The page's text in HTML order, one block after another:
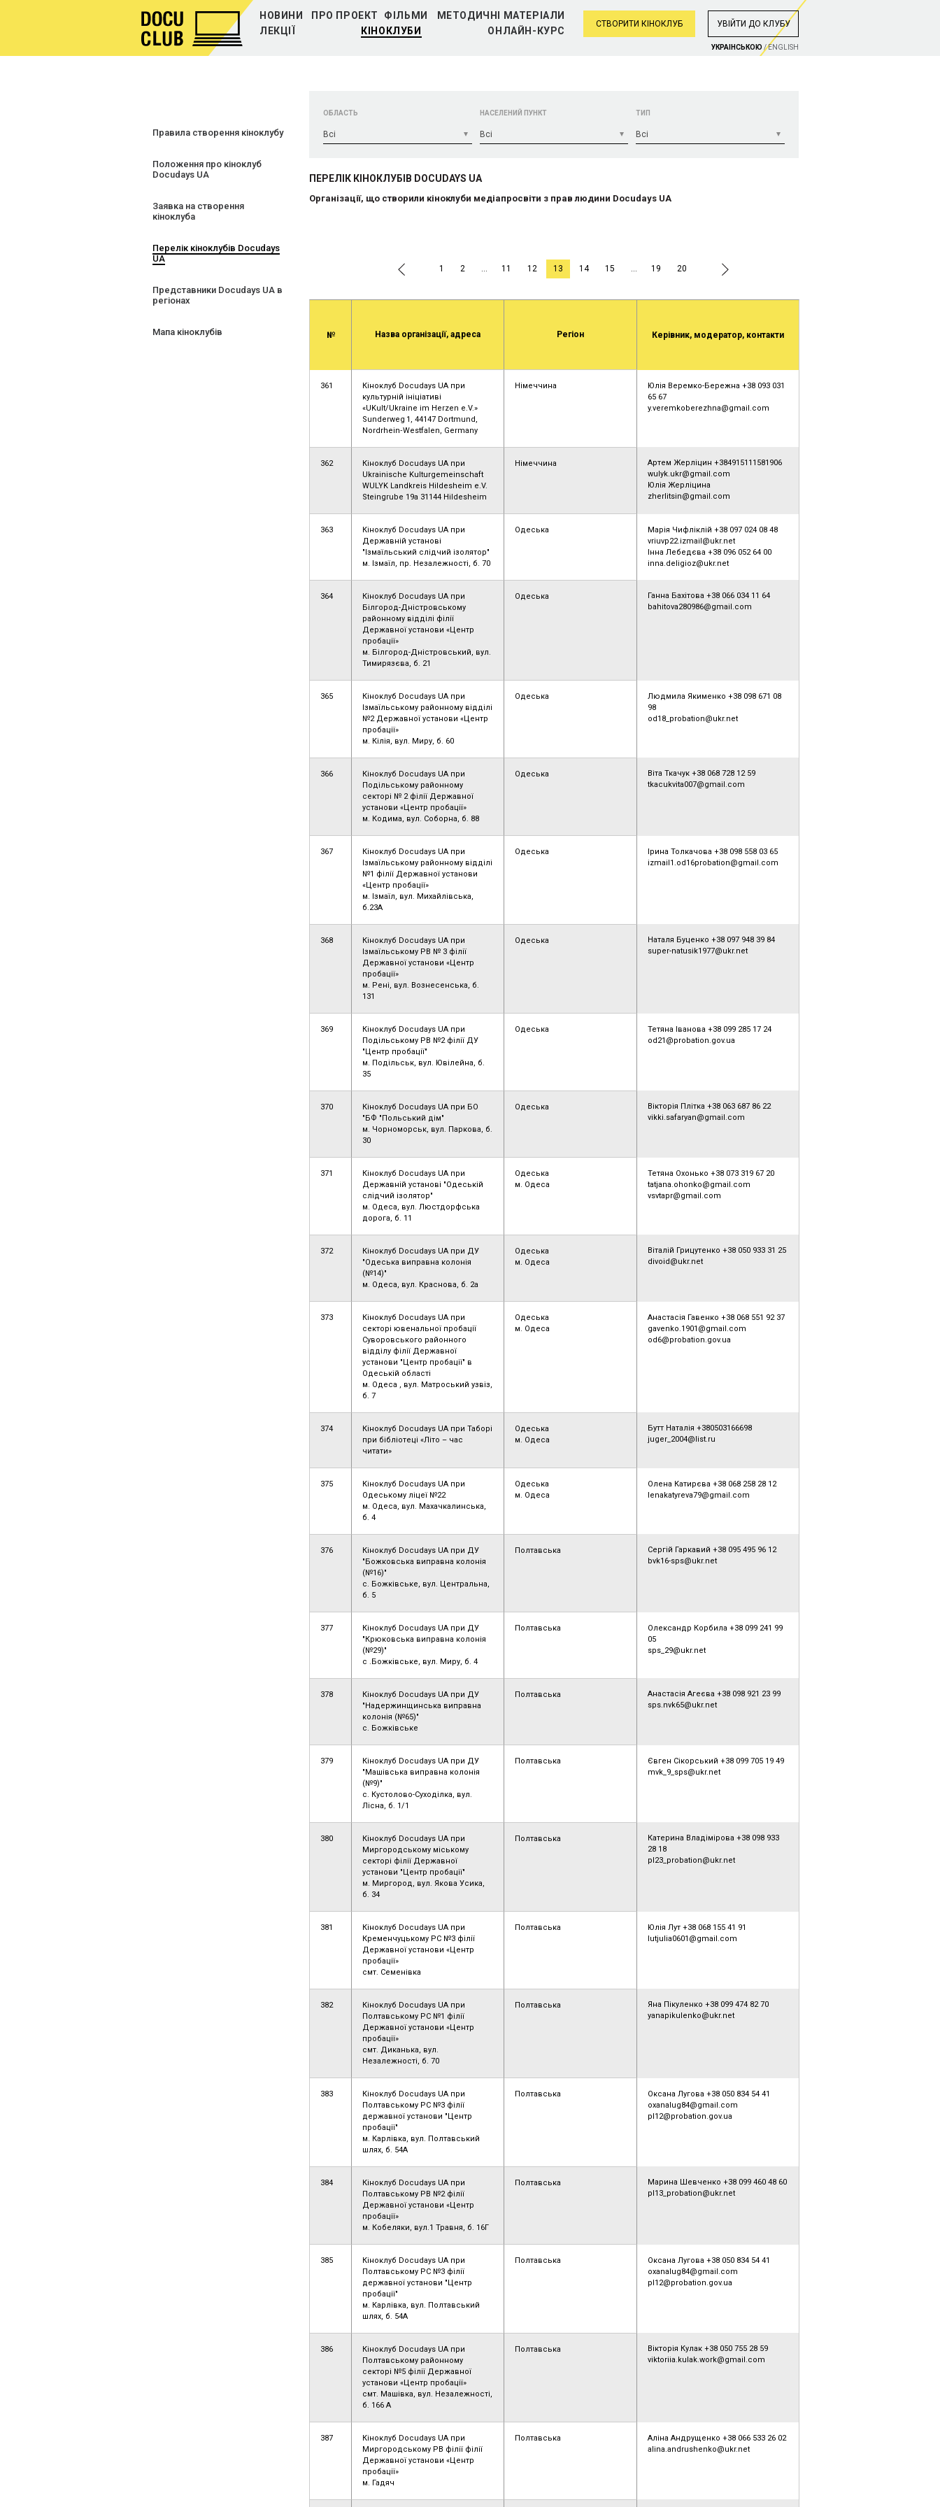
НОВИНИ ПРО ПРОЕКТ ФІЛЬМИ
МЕТОДИЧНІ МАТЕРІАЛИ
ЛЕКЦІЇ
КІНОКЛУБИ ОНЛАЙН-КУРС
СТВОРИТИ КІНОКЛУБ УВIЙТИ ДО КЛУБУ
УКРАIНСЬКОЮ /ENGLISH
Правила створення кіноклубу
Положення про кіноклуб
Docudays UA
Заявка на створення
кіноклуба
Перелік кіноклубів Docudays
UA
Представники Docudays UA в
регіонах
Мапа кіноклубів
ОБЛАСТЬ
Bci
НАСЕЛЕНИЙ ПУНКТ
Bci
ТИП
Bci
ПЕРЕЛІК КІНОКЛУБІВ DOCUDAYS UA
Організації, що створили кіноклуби медіапросвіти з прав людини Docudays UA
. 1 2 … 11 12 13 14 15 … 19 20 .
№ Назва організації, адреса Регіон Керівник, модератор, контакти
361
Кіноклуб Docudays UA при
культурній ініціативі
«UKult/Ukraine im Herzen e.V.»
Sunderweg 1, 44147 Dortmund,
Nordrhein‑Westfalen, Germany
Німеччина
Юлія Веремко-Бережна +38 093 031
65 67
y.veremkoberezhna@gmail.com
362
Кіноклуб Docudays UA при
Ukrainische Kulturgemeinschaft
WULYK Landkreis Hildesheim e.V.
Steingrube 19a 31144 Hildesheim
Німеччина
Артем Жерліцин +384915111581906
wulyk.ukr@gmail.com
Юлія Жерліцина
zherlitsin@gmail.com
363
Кіноклуб Docudays UA при
Державній установі
"Ізмаїльський слідчий ізолятор"
м. Ізмаїл, пр. Незалежності, б. 70
Одеська
Марія Чифліклій +38 097 024 08 48
vriuvp22.izmail@ukr.net
Інна Лебедєва +38 096 052 64 00
inna.deligioz@ukr.net
364
Кіноклуб Docudays UA при
Білгород-Дністровському
районному відділі філії
Державної установи «Центр
пробації»
м. Білгород-Дністровський, вул.
Тимирязєва, б. 21
Одеська
Ганна Бахітова +38 066 034 11 64
bahitova280986@gmail.com
365
Кіноклуб Docudays UA при
Ізмаїльському районному відділі
№2 Державної установи «Центр
пробації»
м. Кілія, вул. Миру, б. 60
Одеська
Людмила Якименко +38 098 671 08
98
od18_probation@ukr.net
366
Кіноклуб Docudays UA при
Подільському районному
секторі № 2 філії Державної
установи «Центр пробації»
м. Кодима, вул. Соборна, б. 88
Одеська
Віта Ткачук +38 068 728 12 59
tkacukvita007@gmail.com
367
Кіноклуб Docudays UA при
Ізмаїльському районному відділі
№1 філії Державної установи
«Центр пробації»
м. Ізмаїл, вул. Михайлівська,
б.23А
Одеська
Ірина Толкачова +38 098 558 03 65
izmail1.od16probation@gmail.com
368
Кіноклуб Docudays UA при
Ізмаїльському РВ № 3 філії
Державної установи «Центр
пробації»
м. Рені, вул. Вознесенська, б.
131
Одеська
Наталя Буценко +38 097 948 39 84
super-natusik1977@ukr.net
369
Кіноклуб Docudays UA при
Подільському РВ №2 філії ДУ
"Центр пробації"
м. Подільськ, вул. Ювілейна, б.
35
Одеська
Тетяна Іванова +38 099 285 17 24
od21@probation.gov.ua
370
Кіноклуб Docudays UA при БО
"БФ "Польський дім"
м. Чорноморськ, вул. Паркова, б.
30
Одеська
Вікторія Плітка +38 063 687 86 22
vikki.safaryan@gmail.com
371
Кіноклуб Docudays UA при
Державній установі "Одеській
слідчий ізолятор"
м. Одеса, вул. Люстдорфська
дорога, б. 11
Одеська
м. Одеса
Тетяна Охонько +38 073 319 67 20
tatjana.ohonko@gmail.com
vsvtapr@gmail.com
372
Кіноклуб Docudays UA при ДУ
"Одеська виправна колонія
(№14)"
м. Одеса, вул. Краснова, б. 2а
Одеська
м. Одеса
Віталій Грицутенко +38 050 933 31 25
divoid@ukr.net
373
Кіноклуб Docudays UA при
секторі ювенальної пробації
Суворовського районного
відділу філії Державної
установи "Центр пробації" в
Одеській області
м. Одеса , вул. Матроський узвіз,
б. 7
Одеська
м. Одеса
Анастасія Гавенко +38 068 551 92 37
gavenko.1901@gmail.com
od6@probation.gov.ua
374
Кіноклуб Docudays UA при Таборі
при бібліотеці «Літо – час
читати»
Одеська
м. Одеса
Бутт Наталія +380503166698
juger_2004@list.ru
375
Кіноклуб Docudays UA при
Одеському ліцеї №22
м. Одеса, вул. Махачкалинська,
б. 4
Одеська
м. Одеса
Олена Катирєва +38 068 258 28 12
lenakatyreva79@gmail.com
376
Кіноклуб Docudays UA при ДУ
"Божковська виправна колонія
(№16)"
с. Божківське, вул. Центральна,
б. 5
Полтавська
Сергій Гаркавий +38 095 495 96 12
bvk16-sps@ukr.net
377
Кіноклуб Docudays UA при ДУ
"Крюковська виправна колонія
(№29)"
с .Божківське, вул. Миру, б. 4
Полтавська
Олександр Корбила +38 099 241 99
05
sps_29@ukr.net
378
Кіноклуб Docudays UA при ДУ
"Надержинщинська виправна
колонія (№65)"
с. Божківське
Полтавська
Анастасія Агеєва +38 098 921 23 99
sps.nvk65@ukr.net
379
Кіноклуб Docudays UA при ДУ
"Машівська виправна колонія
(№9)"
с. Кустолово-Суходілка, вул.
Лісна, б. 1/1
Полтавська
Євген Сікорський +38 099 705 19 49
mvk_9_sps@ukr.net
380
Кіноклуб Docudays UA при
Миргородському міському
секторі філії Державної
установи "Центр пробації"
м. Миргород, вул. Якова Усика,
б. 34
Полтавська
Катерина Владімірова +38 098 933
28 18
pl23_probation@ukr.net
381
Кіноклуб Docudays UA при
Кременчуцькому РС №3 філії
Державної установи «Центр
пробації»
смт. Семенівка
Полтавська
Юлія Лут +38 068 155 41 91
lutjulia0601@gmail.com
382
Кіноклуб Docudays UA при
Полтавському РС №1 філії
Державної установи «Центр
пробації»
смт. Диканька, вул.
Незалежності, б. 70
Полтавська
Яна Пікуленко +38 099 474 82 70
yanapikulenko@ukr.net
383
Кіноклуб Docudays UA при
Полтавському РС №3 філії
державної установи "Центр
пробації"
м. Карлівка, вул. Полтавський
шлях, б. 54А
Полтавська
Оксана Лугова +38 050 834 54 41
oxanalug84@gmail.com
pl12@probation.gov.ua
384
Кіноклуб Docudays UA при
Полтавському РВ №2 філії
Державної установи «Центр
пробації»
м. Кобеляки, вул.1 Травня, б. 16Г
Полтавська
Марина Шевченко +38 099 460 48 60
pl13_probation@ukr.net
385
Кіноклуб Docudays UA при
Полтавському РС №3 філії
державної установи "Центр
пробації"
м. Карлівка, вул. Полтавський
шлях, б. 54А
Полтавська
Оксана Лугова +38 050 834 54 41
oxanalug84@gmail.com
pl12@probation.gov.ua
386
Кіноклуб Docudays UA при
Полтавському районному
секторі №5 філії Державної
установи «Центр пробації»
смт. Машівка, вул. Незалежності,
б. 166 А
Полтавська
Вікторія Кулак +38 050 755 28 59
viktoriia.kulak.work@gmail.com
387
Кіноклуб Docudays UA при
Миргородському РВ філії філії
Державної установи «Центр
пробації»
м. Гадяч
Полтавська
Аліна Андрущенко +38 066 533 26 02
alina.andrushenko@ukr.net